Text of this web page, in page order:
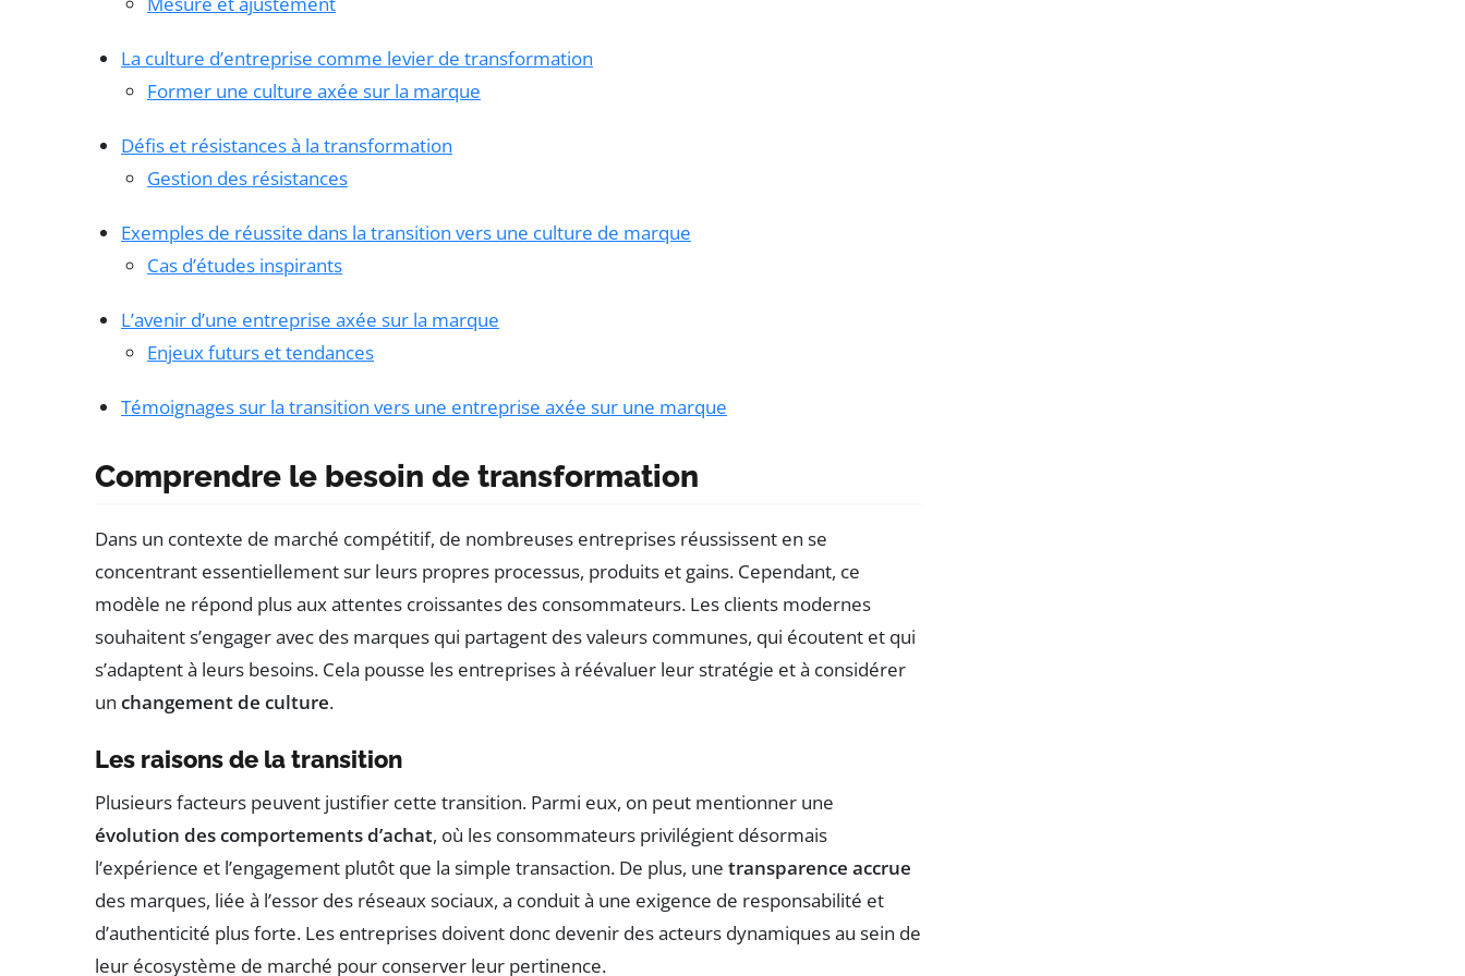
La culture d’entreprise comme levier de transformation
Former une culture axée sur la marque
Défis et résistances à la transformation
Gestion des résistances
Exemples de réussite dans la transition vers une culture de marque
Cas d’études inspirants
L’avenir d’une entreprise axée sur la marque
Enjeux futurs et tendances
Témoignages sur la transition vers une entreprise axée sur une marque
Comprendre le besoin de transformation
Dans un contexte de marché compétitif, de nombreuses entreprises réussissent en se
concentrant essentiellement sur leurs propres processus, produits et gains. Cependant, ce
modèle ne répond plus aux attentes croissantes des consommateurs. Les clients modernes
souhaitent s’engager avec des marques qui partagent des valeurs communes, qui écoutent et qui
s’adaptent à leurs besoins. Cela pousse les entreprises à réévaluer leur stratégie et à considérer
un changement de culture.
Les raisons de la transition
Plusieurs facteurs peuvent justifier cette transition. Parmi eux, on peut mentionner une
évolution des comportements d’achat, où les consommateurs privilégient désormais
l’expérience et l’engagement plutôt que la simple transaction. De plus, une transparence accrue
des marques, liée à l’essor des réseaux sociaux, a conduit à une exigence de responsabilité et
d’authenticité plus forte. Les entreprises doivent donc devenir des acteurs dynamiques au sein de
leur écosystème de marché pour conserver leur pertinence.